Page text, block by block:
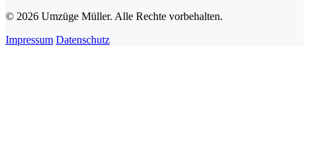
© 2026 Umzüge Müller. Alle Rechte vorbehalten.
Impressum Datenschutz